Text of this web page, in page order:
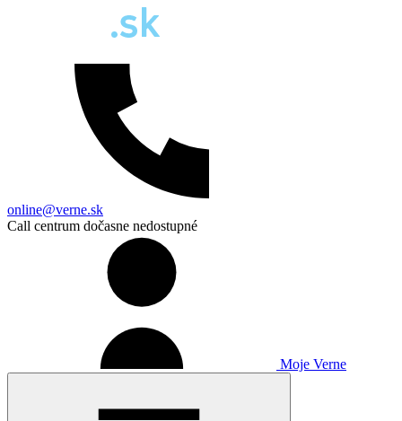
online@verne.sk
Call centrum dočasne nedostupné
Moje Verne